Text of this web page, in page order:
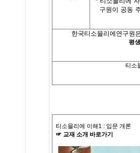
구원이 공동
한국티소믈리에연구원
평
티소
티소믈리에 이해 1 : 입문 개론
☞ 교재 소개 바로가기